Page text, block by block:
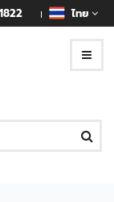
ไทย